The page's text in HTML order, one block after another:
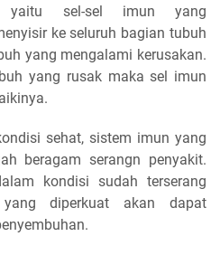
yaitu sel-sel imun yang
ke seluruh bagian tubuh
yang mengalami kerusakan.
yang rusak maka sel imun
sehat, sistem imun yang
beragam serangn penyakit.
kondisi sudah terserang
diperkuat akan dapat